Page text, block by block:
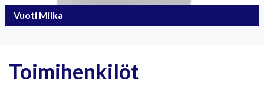
Vuoti Miika
Toimihenkilöt